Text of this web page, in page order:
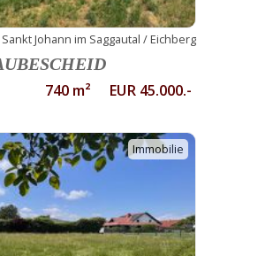
Sankt Johann im Saggautal / Eichberg
740 m² EUR 45.000.-
Immobilie